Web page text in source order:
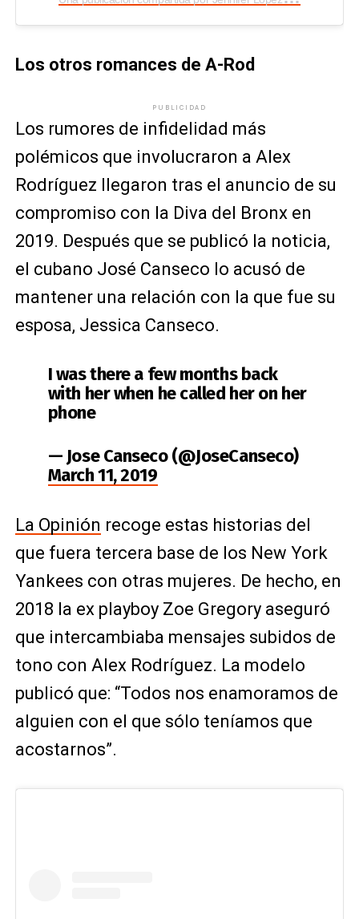
Los otros romances de A-Rod
PUBLICIDAD
Los rumores de infidelidad más
polémicos que involucraron a Alex
Rodríguez llegaron tras el anuncio de su
compromiso con la Diva del Bronx en
2019. Después que se publicó la noticia,
el cubano José Canseco lo acusó de
mantener una relación con la que fue su
esposa, Jessica Canseco.
I was there a few months back
with her when he called her on her
phone
— Jose Canseco (@JoseCanseco)
March 11, 2019
La Opinión recoge estas historias del
que fuera tercera base de los New York
Yankees con otras mujeres. De hecho, en
2018 la ex playboy Zoe Gregory aseguró
que intercambiaba mensajes subidos de
tono con Alex Rodríguez. La modelo
publicó que: “Todos nos enamoramos de
alguien con el que sólo teníamos que
acostarnos”.